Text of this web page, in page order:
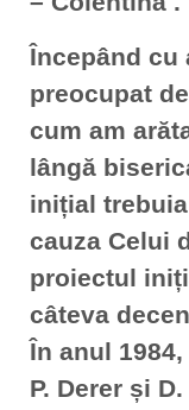
Începând cu
preocupat
cum am
lângă
inițial
cauza Celui
proiectul
câteva
În anul
P. Derer și